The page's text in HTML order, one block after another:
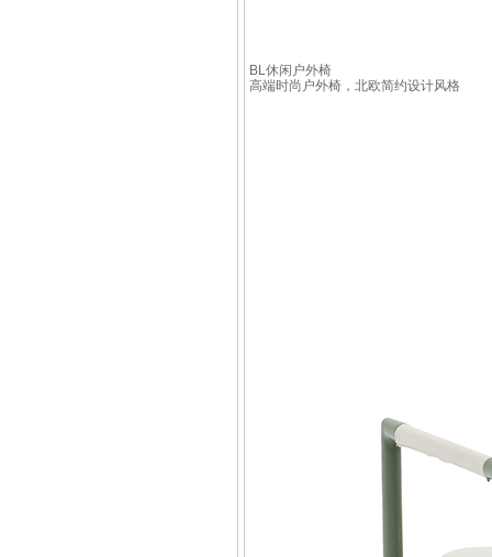
BL休闲户外椅
高端时尚户外椅，北欧简约设计风格